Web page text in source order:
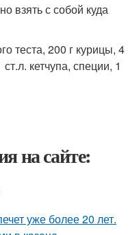
взять с собой куда
теста, 200 г курицы, 4
кетчупа, специи, 1
на сайте:
уже более 20 лет.